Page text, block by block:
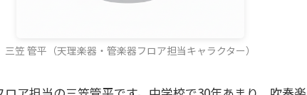
三笠 管平（天理楽器・管楽器フロア担当キャラクター）